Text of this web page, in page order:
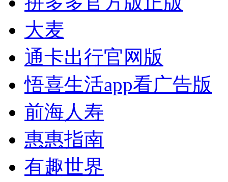
大麦
通卡出行官网版
悟喜生活app看广告版
前海人寿
惠惠指南
有趣世界